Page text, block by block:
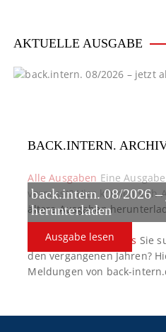
i
e
AKTUELLE AUSGABE
back.intern. 08/2026 –
herunterladen
Ausgabe lesen
BACK.INTERN.
Alle Ausgaben Eine
verpasst? Hier können sich
ältere Ausgaben
back.intern. Top-News Sie
den vergangenen Jahren?
Meldungen von back-